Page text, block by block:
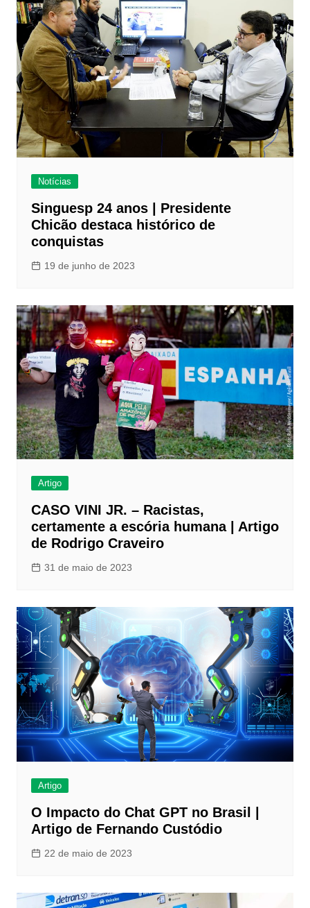
Notícias
Singuesp 24 anos | Presidente
Chicão destaca histórico de
conquistas
19 de junho de 2023
Artigo
CASO VINI JR. – Racistas,
certamente a escória humana | Artigo
de Rodrigo Craveiro
31 de maio de 2023
Artigo
O Impacto do Chat GPT no Brasil |
Artigo de Fernando Custódio
22 de maio de 2023